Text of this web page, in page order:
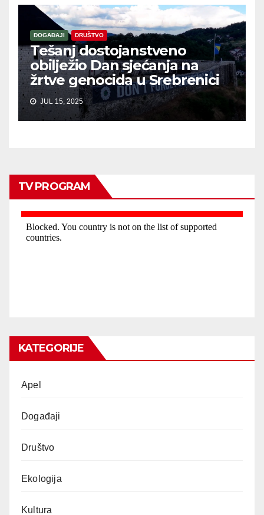
DOGAĐAJI DRUŠTVO
Tešanj dostojanstveno
obilježio Dan sjećanja na
žrtve genocida u Srebrenici
JUL 15, 2025
TV PROGRAM
KATEGORIJE
Apel
Događaji
Društvo
Ekologija
Kultura